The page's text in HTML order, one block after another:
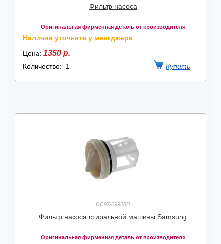
Фильтр насоса
Оригинальная фирменная деталь от производителя
Наличие уточните у менеджера
Цена: 1350 р.
Количество:
DC97-09928D
Фильтр насоса стиральной машины Samsung
Оригинальная фирменная деталь от производителя